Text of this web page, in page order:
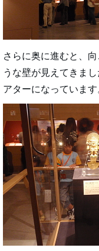
さらに奥に進むと、
うな壁が見えてきま
アターになっています